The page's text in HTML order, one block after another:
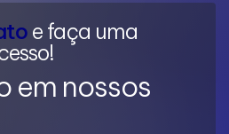
e faça uma
em nossos